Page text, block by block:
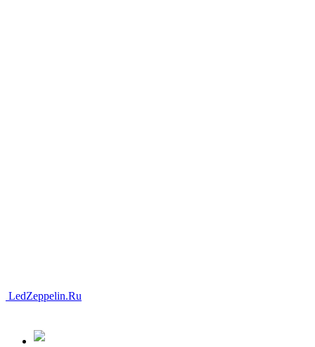
LedZeppelin.Ru